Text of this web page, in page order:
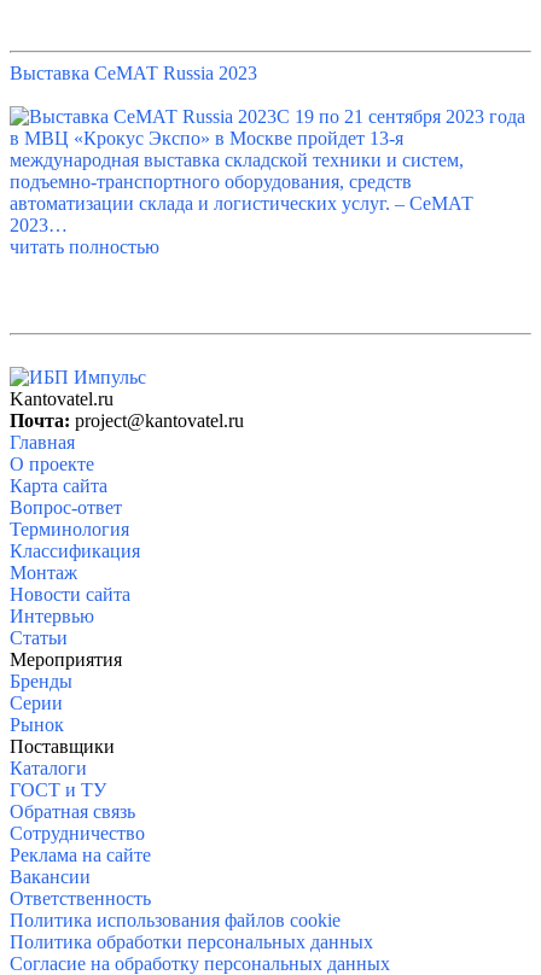
Выставка СеМАТ Russia 2023
С 19 по 21 сентября 2023 года
в МВЦ «Крокус Экспо» в Москве пройдет 13-я
международная выставка складской техники и систем,
подъемно-транспортного оборудования, средств
автоматизации склада и логистических услуг. – СеМАТ
2023…
читать полностью
Kantovatel.ru
Почта: project@kantovatel.ru
Главная
О проекте
Карта сайта
Вопрос-ответ
Терминология
Классификация
Монтаж
Новости сайта
Интервью
Статьи
Мероприятия
Бренды
Серии
Рынок
Поставщики
Каталоги
ГОСТ и ТУ
Обратная связь
Сотрудничество
Реклама на сайте
Вакансии
Ответственность
Политика использования файлов cookie
Политика обработки персональных данных
Согласие на обработку персональных данных